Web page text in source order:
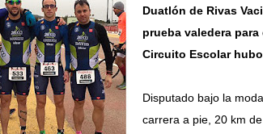
Duatlón de Rivas
prueba valedera
Circuito Escolar
Disputado bajo la
carrera a pie, 20 km